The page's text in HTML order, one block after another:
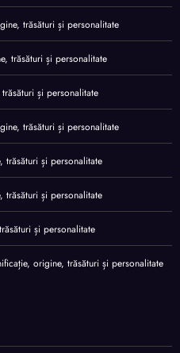
trăsături și personalitate
trăsături și personalitate
și personalitate
trăsături și personalitate
trăsături și personalitate
trăsături și personalitate
și personalitate
origine, trăsături și personalitate